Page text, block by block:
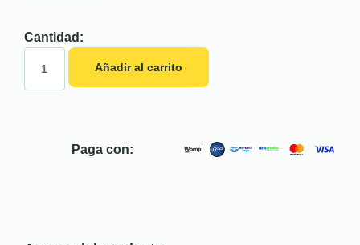
Cantidad:
Añadir al carrito
Paga con: